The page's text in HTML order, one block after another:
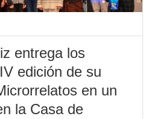
entrega los
edición de su
en un
la Casa de